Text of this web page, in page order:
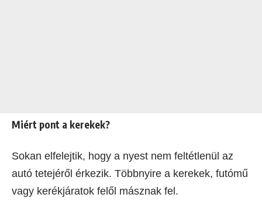
Miért pont a kerekek?
Sokan elfelejtik, hogy a nyest nem feltétlenül az
autó tetejéről érkezik. Többnyire a kerekek, futómű
vagy kerékjáratok felől másznak fel.